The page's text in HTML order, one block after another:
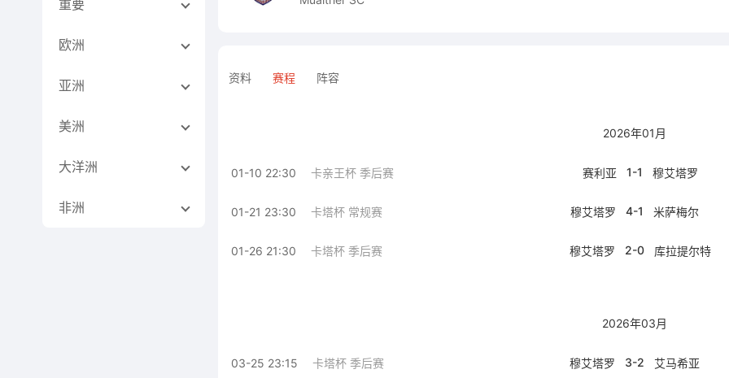
重要
欧洲
亚洲
美洲
大洋洲
非洲
资料 赛程 阵容
2026年01月
01-10 22:30 卡亲王杯 季后赛 赛利亚 1-1 穆艾塔罗
01-21 23:30 卡塔杯 常规赛 穆艾塔罗 4-1 米萨梅尔
01-26 21:30 卡塔杯 季后赛 穆艾塔罗 2-0 库拉提尔特
2026年03月
03-25 23:15 卡塔杯 季后赛 穆艾塔罗 3-2 艾马希亚